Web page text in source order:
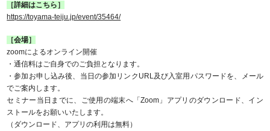
［詳細はこちら］
https://toyama-teiju.jp/event/35464/
［会場］
zoomによるオンライン開催
・通信料はご自身でのご負担となります。
・参加お申し込み後、当日の参加リンクURL及び入室用パスワードを、メール
でご案内します。
セミナー当日までに、ご使用の端末へ「Zoom」アプリのダウンロード、イン
ストールをお願いいたします。
（ダウンロード、アプリの利用は無料）